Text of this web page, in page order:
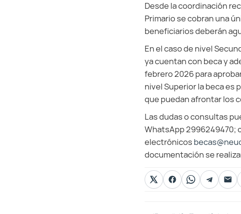
Desde la coordinación
Primario se cobran una
beneficiarios deberán
En el caso de nivel
ya cuentan con beca y
febrero 2026 para
nivel Superior la beca es
que puedan afrontar los
Las dudas o consultas
WhatsApp 2996249470;
electrónicos
documentación se